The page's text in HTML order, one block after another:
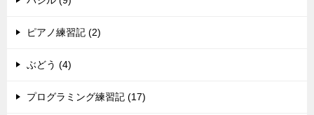
ピアノ練習記 (2)
ぶどう (4)
プログラミング練習記 (17)